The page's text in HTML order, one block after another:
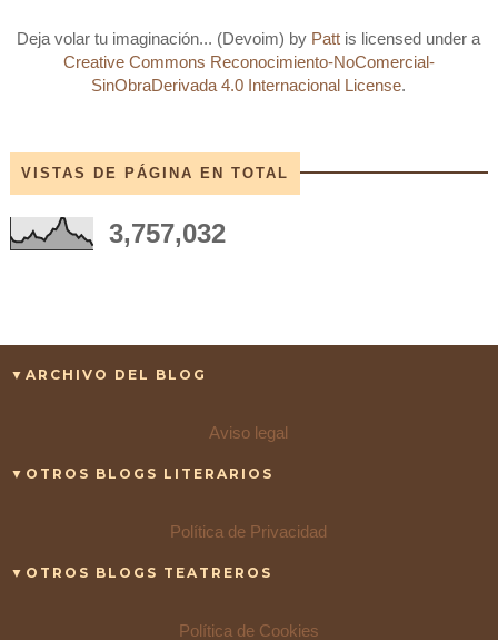
Deja volar tu imaginación... (Devoim) by Patt is licensed under a
Creative Commons Reconocimiento-NoComercial-
SinObraDerivada 4.0 Internacional License.
VISTAS DE PÁGINA EN TOTAL
3,757,032
▼ARCHIVO DEL BLOG
Aviso legal
▼OTROS BLOGS LITERARIOS
Política de Privacidad
▼OTROS BLOGS TEATREROS
Política de Cookies